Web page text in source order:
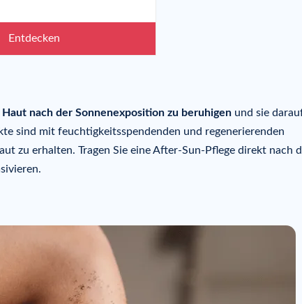
Entdecken
nach der Sonnenexposition zu beruhigen und sie
sind mit feuchtigkeitsspendenden und regenerierenden
zu erhalten. Tragen Sie eine After-Sun-Pflege direkt nach